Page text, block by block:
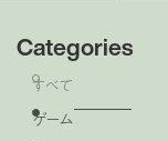
Categories
すべて
ゲーム